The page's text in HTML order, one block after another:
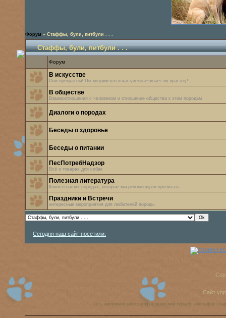
Форум » Стаффы, були, питбули . . .
Стаффы, були, питбули . . .
Форум
В искусстве
Они прекрасны! Посмотрим кто и как увековечивает их красоту!
В обществе
Взаимоотношения с человеком и отношение общества к этим породам
Диалоги о породах
Беседы о здоровье
Беседы о питании
ПесПотребНадзор
Всё о товарах для собак
Полезная литература
Книги о наших породах, которые мы рекомендуем прочитать
Праздники и Встречи
интересные мероприятия для любителей породы.
Сегодня наш сайт посетили:
Сайт
аст, американский стаффордширский терьер, амстафф,